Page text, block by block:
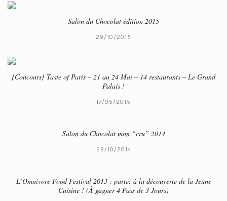
Salon du Chocolat édition 2015
29/10/2015
{Concours} Taste of Paris – 21 au 24 Mai – 14 restaurants – Le Grand
Palais !
17/05/2015
Salon du Chocolat mon “cru” 2014
29/10/2014
L’Omnivore Food Festival 2013 : partez à la découverte de la Jeune
Cuisine ! (À gagner 4 Pass de 3 Jours)